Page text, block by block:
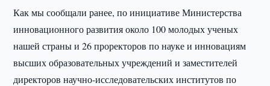
Как мы сообщали ранее, по инициативе Министерства
инновационного развития около 100 молодых ученых
нашей страны и 26 проректоров по науке и инновациям
высших образовательных учреждений и заместителей
директоров научно-исследовательских институтов по